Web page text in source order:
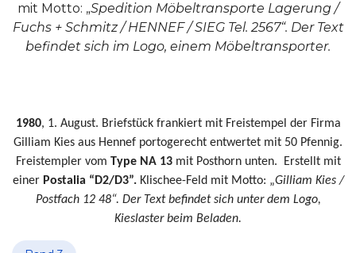
mit Motto: „Spedition Möbeltransporte Lagerung /
Fuchs + Schmitz / HENNEF / SIEG Tel. 2567“. Der Text
befindet sich im Logo, einem Möbeltransporter.
1980, 1. August. Briefstück frankiert mit Freistempel der Firma
Gilliam Kies aus Hennef portogerecht entwertet mit 50 Pfennig.
Freistempler vom Type NA 13 mit Posthorn unten.
Erstellt mit
einer Postalia “D2/D3”. Klischee-Feld mit Motto: „Gilliam Kies /
Postfach 12 48“. Der Text befindet sich unter dem Logo,
Kieslaster beim Beladen.